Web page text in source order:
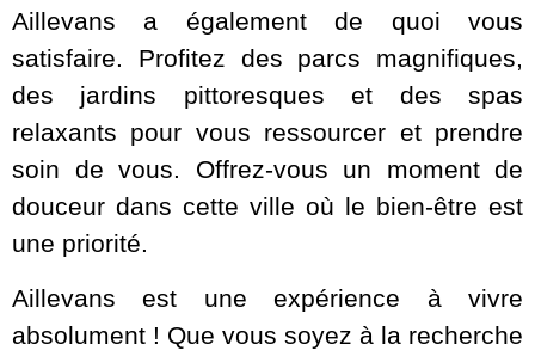
Aillevans a également de quoi vous
satisfaire. Profitez des parcs magnifiques,
des jardins pittoresques et des spas
relaxants pour vous ressourcer et prendre
soin de vous. Offrez-vous un moment de
douceur dans cette ville où le bien-être est
une priorité.
Aillevans est une expérience à vivre
absolument ! Que vous soyez à la recherche